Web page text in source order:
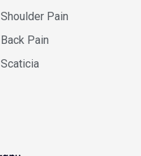
Shoulder Pain
Back Pain
Scaticia